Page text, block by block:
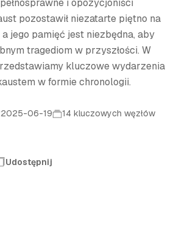
i opozycjoniści
pozostawił niezatarte piętno na
jego pamięć jest niezbędna, aby
tragediom w przyszłości. W
kluczowe wydarzenia
w formie chronologii.
06-19
14 kluczowych węzłów
Udostępnij